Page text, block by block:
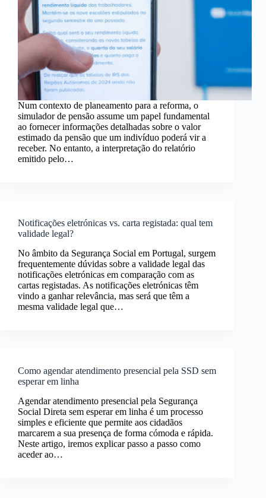
Num contexto de planeamento para a reforma, o
simulador de pensão assume um papel fundamental
ao fornecer informações detalhadas sobre o valor
estimado da pensão que um indivíduo poderá vir a
receber. No entanto, a interpretação do relatório
emitido pelo…
Notificações eletrónicas vs. carta registada: qual tem
validade legal?
No âmbito da Segurança Social em Portugal, surgem
frequentemente dúvidas sobre a validade legal das
notificações eletrónicas em comparação com as
cartas registadas. As notificações eletrónicas têm
vindo a ganhar relevância, mas será que têm a
mesma validade legal que…
Como agendar atendimento presencial pela SSD sem
esperar em linha
Agendar atendimento presencial pela Segurança
Social Direta sem esperar em linha é um processo
simples e eficiente que permite aos cidadãos
marcarem a sua presença de forma cómoda e rápida.
Neste artigo, iremos explicar passo a passo como
aceder ao…